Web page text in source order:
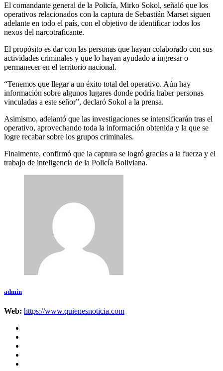
El comandante general de la Policía, Mirko Sokol, señaló que los
operativos relacionados con la captura de Sebastián Marset siguen
adelante en todo el país, con el objetivo de identificar todos los
nexos del narcotraficante.
El propósito es dar con las personas que hayan colaborado con sus
actividades criminales y que lo hayan ayudado a ingresar o
permanecer en el territorio nacional.
“Tenemos que llegar a un éxito total del operativo. Aún hay
información sobre algunos lugares donde podría haber personas
vinculadas a este señor”, declaró Sokol a la prensa.
Asimismo, adelantó que las investigaciones se intensificarán tras el
operativo, aprovechando toda la información obtenida y la que se
logre recabar sobre los grupos criminales.
Finalmente, confirmó que la captura se logró gracias a la fuerza y el
trabajo de inteligencia de la Policía Boliviana.
admin
Web: https://www.quienesnoticia.com